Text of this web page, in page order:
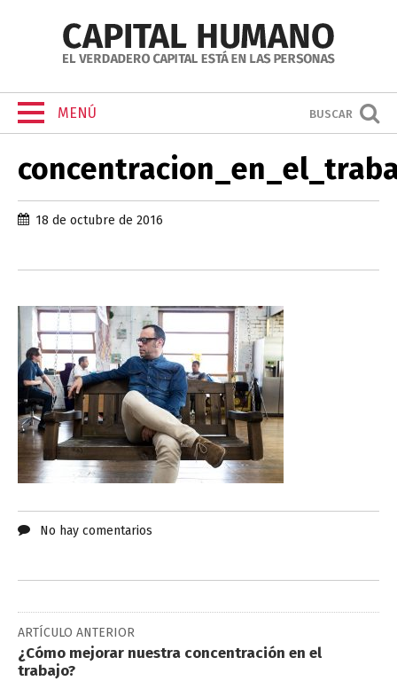
MENÚ BUSCAR
18 de octubre de 2016
No hay comentarios
ARTÍCULO ANTERIOR
¿Cómo mejorar nuestra concentración en el
trabajo?